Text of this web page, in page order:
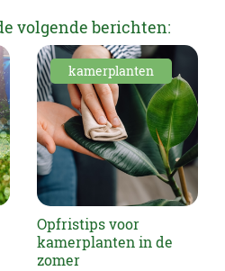
volgende berichten:
kamerplanten
Opfristips voor
kamerplanten in de
zomer